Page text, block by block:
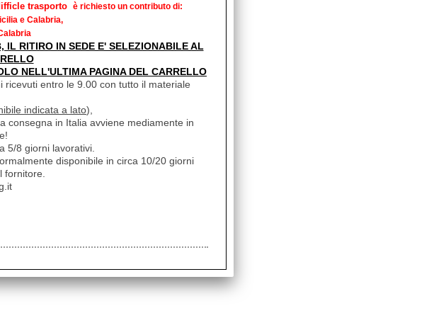
trasporto è richiesto un contributo di:
e Calabria,
IL RITIRO IN SEDE E' SELEZIONABILE AL
NELL'ULTIMA PAGINA DEL CARRELLO
ricevuti entro le 9.00 con tutto il materiale
indicata a lato),
consegna in Italia avviene mediamente in
5/8 giorni lavorativi.
disponibile in circa 10/20 giorni
fornitore.